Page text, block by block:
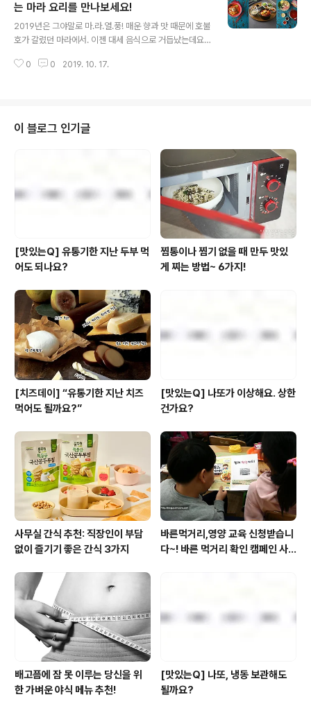
시장조사기관 닐슨의 데이터 조사 결과에 따르면 풀무원
한국산 김치의 시장 점유율은 40.4%로 미국 현지 생산 김
치 브랜드의 시장점유율이 2위 11.6% , 3위 9,4%인 것을
닌 수준이 된거죠! 크하하! 미국 메인스트림 시장에 처음 진
는 마라 요리를 만나보세요!
2019년은 그야말로 마.라.열.풍! 매운 향과 맛 때문에 호불
호가 갈렸던 마라에서. 이젠 대세 음식으로 거듭났는데요.
먹는 재미도 쏠쏠하죠. 최근에는 풀무원에서 생면식감 '마
가을 신메뉴로 선보인 마라 요리들이 인기를 끌고 있다는
사실! 어떤 브랜드인지 궁금하시죠?! 트랜디 누들 전문점
모던 가정식 반상 브랜드 복합 식문화 공간 그럼 지금부터
각 브랜드에서 출시한 마라 요리들을 잠시 소개해볼게요.
'자연은 맛있다'는 누들 전문점답게 탄탄면에 마라 소스를
넣어 만든 '사천식 마라 탄..
0 0 2019. 10. 17.
이 블로그 인기글
[맛있는Q] 유통기한 지난 두부 먹
어도 되나요?
찜통이나 찜기 없을 때 만두 맛있
게 찌는 방법~ 6가지!
[치즈데이] “유통기한 지난 치즈
먹어도 될까요?”
[맛있는Q] 나또가 이상해요. 상한
건가요?
사무실 간식 추천: 직장인이 부담
없이 즐기기 좋은 간식 3가지
바른먹거리,영양 교육 신청받습니
다~! 바른 먹거리 확인 캠페인 사
배고픔에 잠 못 이루는 당신을 위
한 가벼운 야식 메뉴 추천!
[맛있는Q] 나또, 냉동 보관해도
될까요?